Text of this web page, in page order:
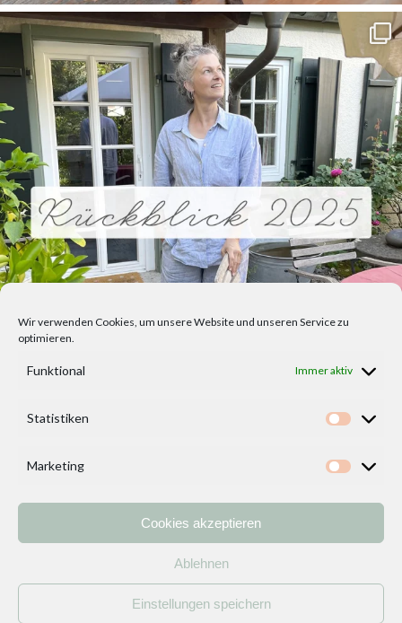
Wir verwenden Cookies, um unsere Website und unseren Service zu
optimieren.
Funktional Immer aktiv
Statistiken
Marketing
Cookies akzeptieren
Ablehnen
Einstellungen speichern
Kontakt
Impressum/ Datenschutzerklärung